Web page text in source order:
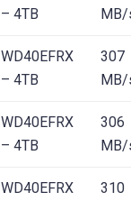
– 4TB
WD40EFRX
– 4TB
307
WD40EFRX
– 4TB
306
WD40EFRX
310